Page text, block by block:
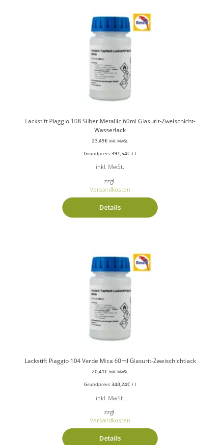
Lackstift Piaggio 108 Silber Metallic 60ml Glasurit-Zweischicht-
Wasserlack
23,49€ inkl. MwSt.
Grundpreis 391,54€/ l
inkl. MwSt.
zzgl.
Versandkosten
Details
Lackstift Piaggio 104 Verde Mica 60ml Glasurit-Zweischichtlack
20,41€ inkl. MwSt.
Grundpreis 340,24€/ l
inkl. MwSt.
zzgl.
Versandkosten
Details